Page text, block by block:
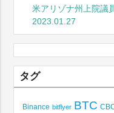
米アリゾナ州上院議
2023.01.27
タグ
Binance bitflyer BTC